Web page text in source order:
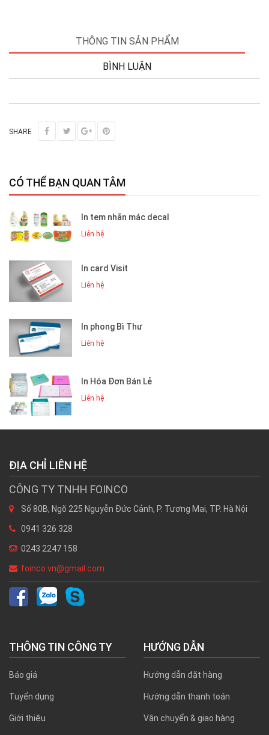
THÔNG TIN SẢN PHẨM
BÌNH LUẬN
SHARE
CÓ THỂ BẠN QUAN TÂM
In tem nhãn mác decal
Liên hệ
In card Visit
Liên hệ
In phong Bì Thư
Liên hệ
In Hóa Đơn Bán Lẻ
Liên hệ
ĐỊA CHỈ LIÊN HỆ
CÔNG TY TNHH FOINCO
Số 80B, Ngõ 225 Nguyễn Đức Cảnh, P. Tương Mai, TP. Hà Nội
0941 326 328
0243 2247 158
foinco.vn@gmail.com
THÔNG TIN CÔNG TY
Báo giá
Tuyển dụng
Giới thiệu
HƯỚNG DẪN
Hướng dẫn đặt hàng
Hướng dẫn thanh toán
Vận chuyển & giao hàng